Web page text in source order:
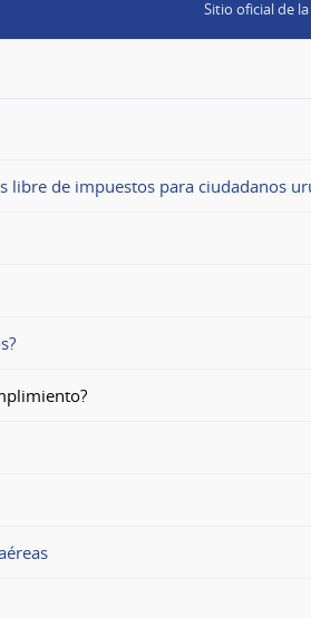
Sitio oficial de
libre de impuestos para ciudadanos